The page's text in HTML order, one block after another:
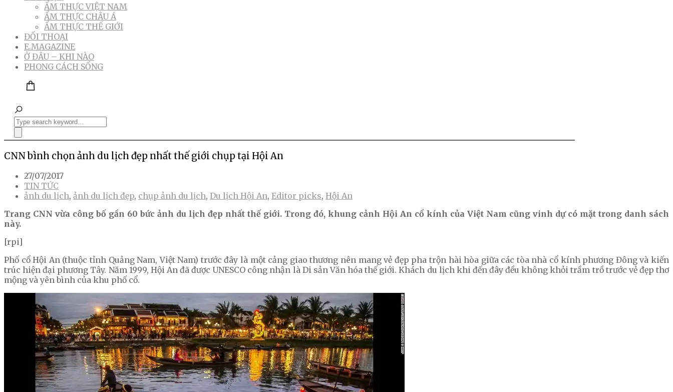
ẨM THỰC VIỆT NAM
ẨM THỰC CHÂU Á
ẨM THỰC THẾ GIỚI
ĐỐI THOẠI
E.MAGAZINE
Ở ĐÂU – KHI NÀO
PHONG CÁCH SỐNG
CNN bình chọn ảnh du lịch đẹp nhất thế giới chụp tại Hội An
27/07/2017
TIN TỨC
ảnh du lịch, ảnh du lịch đẹp, chụp ảnh du lịch, Du lịch Hội An, Editor picks, Hội An
Trang CNN vừa công bố gần 60 bức ảnh du lịch đẹp nhất thế giới. Trong đó, khung cảnh Hội An cổ kính của Việt Nam cũng vinh dự có mặt trong danh sách
này.
[rpi]
Phố cổ Hội An (thuộc tỉnh Quảng Nam, Việt Nam) trước đây là một cảng giao thương nên mang vẻ đẹp pha trộn hài hòa giữa các tòa nhà cổ kính phương Đông và kiến
trúc hiện đại phương Tây. Năm 1999, Hội An đã được UNESCO công nhận là Di sản Văn hóa thế giới. Khách du lịch khi đến đây đều không khỏi trầm trồ trước vẻ đẹp thơ
mộng và yên bình của khu phố cổ.